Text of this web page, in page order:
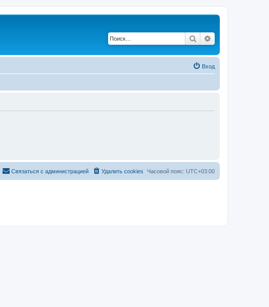
Поиск
Вход
Часовой пояс: UTC+03:00
Удалить cookies
Связаться с администрацией